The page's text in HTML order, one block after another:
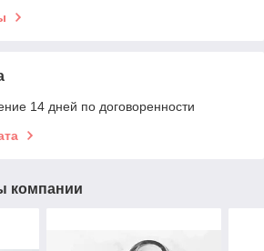
14 дней по договоренности
компании